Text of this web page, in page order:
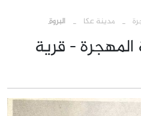
› مدينة عكا البروة
- قرية